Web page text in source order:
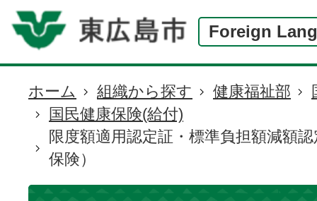
Foreign
現
在
置
ホーム 組織から探す 健康福祉部
国民健康保険(給付)
限度額適用認定証・標準負担額減額
保険）